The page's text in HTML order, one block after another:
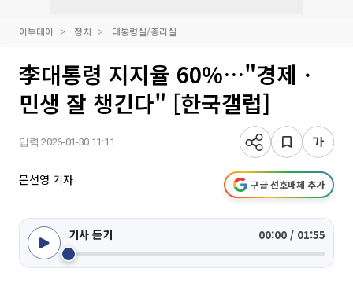
이투데이 정치 대통령실/총리실
李대통령 지지율 60%…"경제ㆍ
민생 잘 챙긴다" [한국갤럽]
입력 2026-01-30 11:11
문선영 기자 구글 선호매체 추가
기사 듣기 00:00 / 01:55